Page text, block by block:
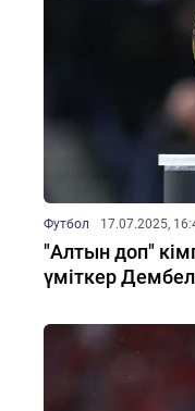
Футбол 17.07.2025,
"Алтын доп"
үміткер